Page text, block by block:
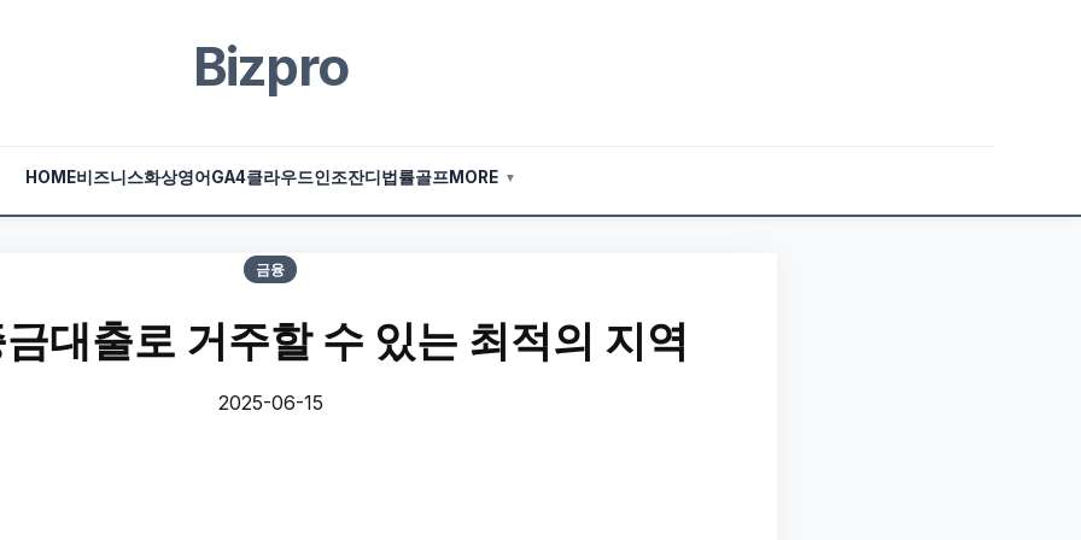
Bizpro
HOME비즈니스화상영어 GA4클라우드인조잔디 법률골프MORE ▼
금융
대출로 거주할 수 있는 최적의 지역
2025-06-15